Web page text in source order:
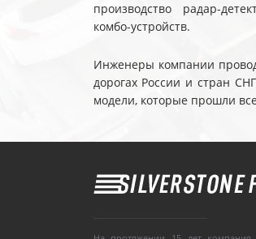
производство радар-
комбо-устройств.
Инженеры компании
дорогах России и стран
модели, которые прошли